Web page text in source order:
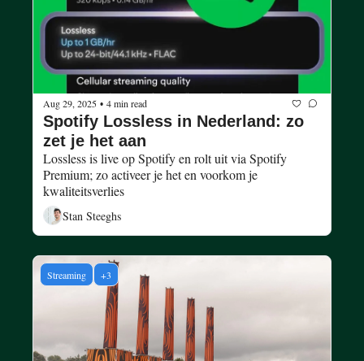
Aug 29, 2025 • 4 min read
Spotify Lossless in Nederland: zo
zet je het aan
Lossless is live op Spotify en rolt uit via Spotify
Premium; zo activeer je het en voorkom je
kwaliteitsverlies
Stan Steeghs
Streaming +3